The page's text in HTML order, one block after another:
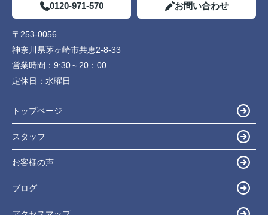
0120-971-570 お問い合わせ
〒253-0056
神奈川県茅ヶ崎市共恵2-8-33
営業時間： 9:30～20：00
定休日： 水曜日
トップページ
スタッフ
お客様の声
ブログ